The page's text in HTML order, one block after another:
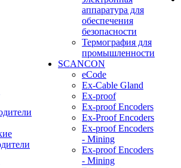
аппаратура для
обеспечения
безопасности
Термография для
промышленности
SCANCON
eCode
Ex-Cable Gland
Ex-proof
Ex-proof Encoders
Ex-Proof Encoders
Ex-proof Encoders
- Mining
Ex-proof Encoders
- Mining